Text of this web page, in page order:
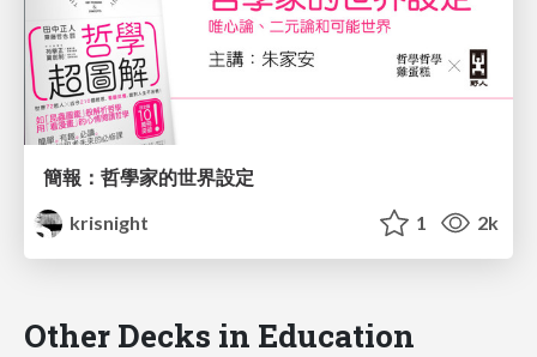
簡報：哲學家的世界設定
krisnight
1 2k
Other Decks in Education